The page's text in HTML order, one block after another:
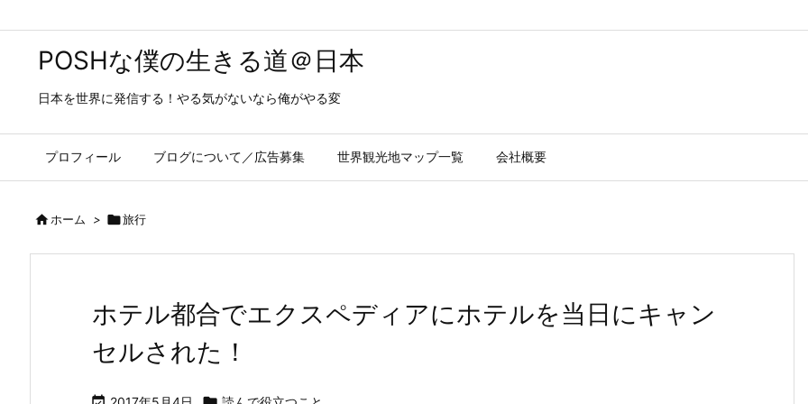
POSHな僕の生きる道＠日本
日本を世界に発信する！やる気がないなら俺がやる変
プロフィール ブログについて／広告募集 世界観光地マップ一覧 会社概要
ホーム > 旅行
ホテル都合でエクスペディアにホテルを当日にキャン
セルされた！